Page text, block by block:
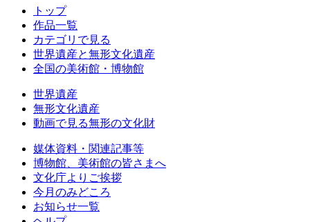
トップ
作品一覧
カテゴリで見る
世界遺産と無形文化遺産
全国の美術館・博物館
世界遺産
無形文化遺産
動画で見る無形の文化財
媒体資料・関連記事等
博物館、美術館の皆さまへ
文化庁よりご挨拶
今月のみどころ
お知らせ一覧